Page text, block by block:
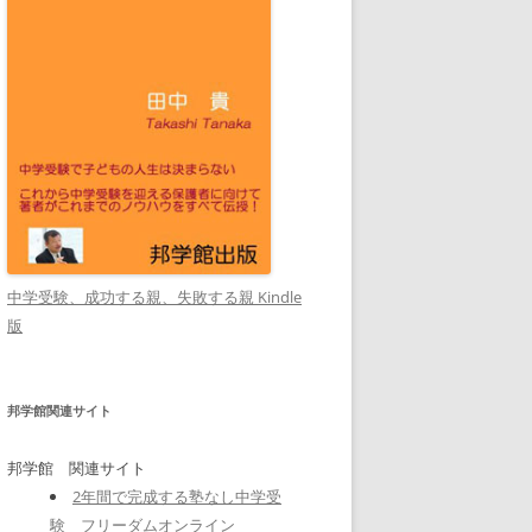
中学受験、成功する親、失敗する親 Kindle
版
邦学館関連サイト
邦学館 関連サイト
2年間で完成する塾なし中学受
験 フリーダムオンライン